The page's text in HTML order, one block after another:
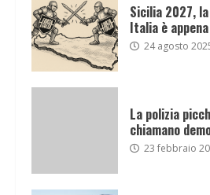
Sicilia 2027,
Italia è
24 agosto
La polizia
chiamano
23 febbraio